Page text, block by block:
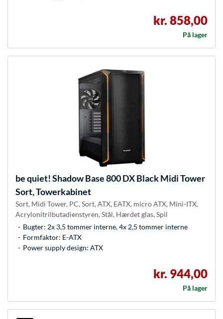
kr. 858,00
På lager
be quiet!Shadow Base 800 DX Black Midi Tower
Sort, Towerkabinet
Sort, Midi Tower, PC, Sort, ATX, EATX, micro ATX, Mini-ITX,
Acrylonitrilbutadienstyren, Stål, Hærdet glas, Spil
Bugter: 2x 3,5 tommer interne, 4x 2,5 tommer interne
Formfaktor: E-ATX
Power supply design: ATX
kr. 944,00
På lager